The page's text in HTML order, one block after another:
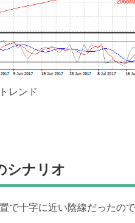
レンド
シナリオ
で十字に近い陰線だったの